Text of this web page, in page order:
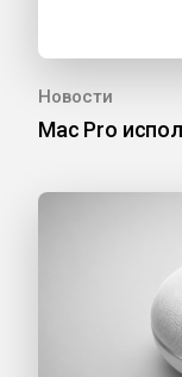
Новости
Mac Pro